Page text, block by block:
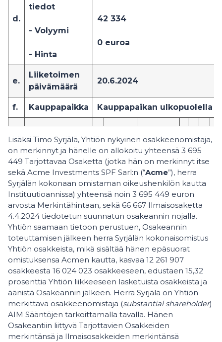
d.
tiedot
- Volyymi
- Hinta
42 334
0 euroa
e.
Liiketoimen
päivämäärä
20.6.2024
f. Kauppapaikka Kauppapaikan ulkopuolella
Lisäksi Timo Syrjälä, Yhtiön nykyinen osakkeenomistaja,
on merkinnyt ja hänelle on allokoitu yhteensä 3 695
449 Tarjottavaa Osaketta (jotka hän on merkinnyt itse
sekä Acme Investments SPF Sarl:n (“Acme”), herra
Syrjälän kokonaan omistaman oikeushenkilön kautta
Instituutioannissa) yhteensä noin 3 695 449 euron
arvosta Merkintähintaan, sekä 66 667 Ilmaisosaketta
4.4.2024 tiedotetun suunnatun osakeannin nojalla.
Yhtiön saamaan tietoon perustuen, Osakeannin
toteuttamisen jälkeen herra Syrjälän kokonaisomistus
Yhtiön osakkeista, mikä sisältää hänen epäsuorat
omistuksensa Acmen kautta, kasvaa 12 261 907
osakkeesta 16 024 023 osakkeeseen, edustaen 15,32
prosenttia Yhtiön liikkeeseen lasketuista osakkeista ja
äänistä Osakeannin jälkeen. Herra Syrjälä on Yhtiön
merkittävä osakkeenomistaja (substantial shareholder)
AIM Sääntöjen tarkoittamalla tavalla. Hänen
Osakeantiin liittyvä Tarjottavien Osakkeiden
merkintänsä ja Ilmaisosakkeiden merkintänsä